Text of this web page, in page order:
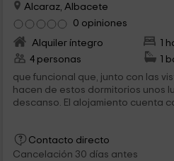
Alcaraz, Albacete
0 opiniones
Alquiler íntegro
1
4 personas
1
que funcional que, junto con las
hacen de estos dormitorios unos
descanso. El alojamiento cuenta con un espacio abierto
Contacto directo
Cancelación 30 días antes